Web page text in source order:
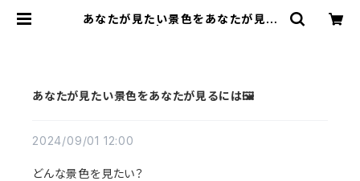
あなたが見たい景色をあなたが見る
あなたが見たい景色をあなたが見るには🖼️
2024/09/01 12:00
どんな景色を見たい？